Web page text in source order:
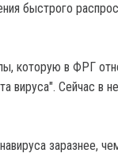
быстрого
которую в ФРГ
вируса". Сейчас в
заразнее,